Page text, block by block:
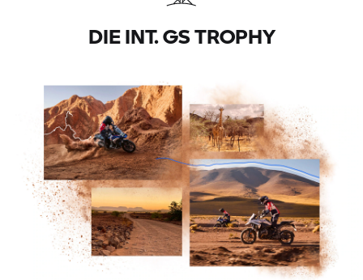
DIE INT.GS TROPHY